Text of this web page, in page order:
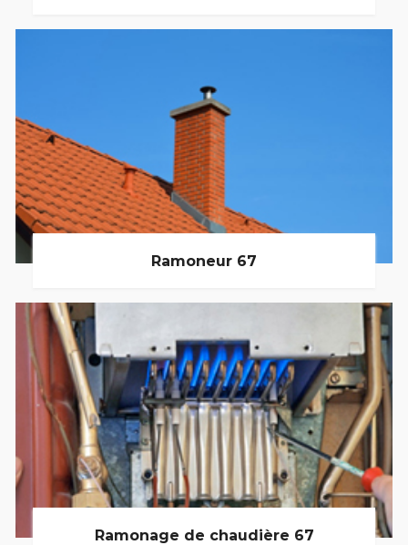
Ramoneur 67
Ramonage de chaudière 67